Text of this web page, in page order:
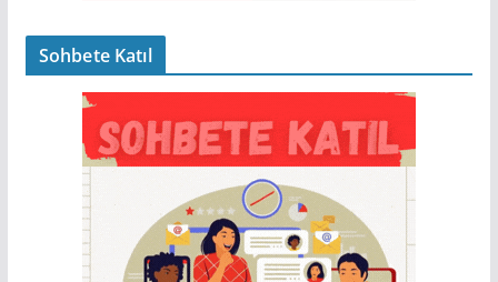
Sohbete Katıl